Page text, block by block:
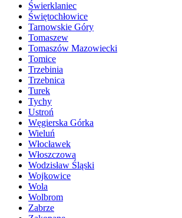
Świerklaniec
Świętochłowice
Tarnowskie Góry
Tomaszew
Tomaszów Mazowiecki
Tomice
Trzebinia
Trzebnica
Turek
Tychy
Ustroń
Węgierska Górka
Wieluń
Włocławek
Włoszczowa
Wodzisław Śląski
Wojkowice
Wola
Wolbrom
Zabrze